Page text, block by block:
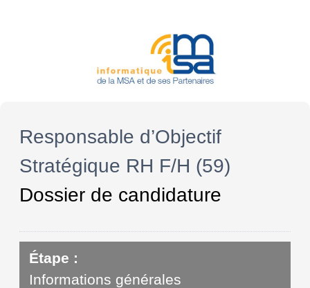
Responsable d’Objectif
Stratégique RH F/H (59)
Dossier de candidature
Étape :
Informations générales